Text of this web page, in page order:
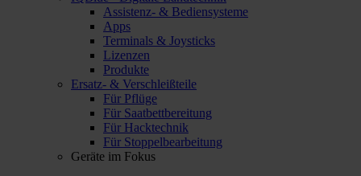
Assistenz- & Bediensysteme
Apps
Terminals & Joysticks
Lizenzen
Produkte
Ersatz- & Verschleißteile
Für Pflüge
Für Saatbettbereitung
Für Hacktechnik
Für Stoppelbearbeitung
Geräte im Fokus